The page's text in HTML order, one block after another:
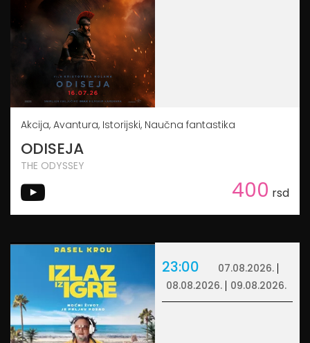
Akcija, Avantura, Istorijski, Naučna fantastika
ODISEJA
THE ODYSSEY
400 rsd
23:00
07.08.2026.
08.08.2026.
09.08.2026.